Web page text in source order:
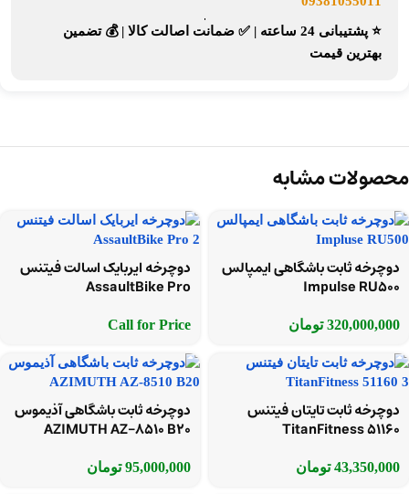
⭐ پشتیبانی 24 ساعته | ✅ ضمانت اصالت کالا |💰 تضمین
بهترین قیمت
محصولات مشابه
دوچرخه ثابت باشگاهی ایمپالس
Impulse RU500
320,000,000 تومان
دوچرخه ایربایک اسالت فیتنس
AssaultBike Pro
Call for Price
دوچرخه ثابت تایتان فیتنس
TitanFitness 51160
43,350,000 تومان
دوچرخه ثابت باشگاهی آذیموس
AZIMUTH AZ-8510 B20
95,000,000 تومان